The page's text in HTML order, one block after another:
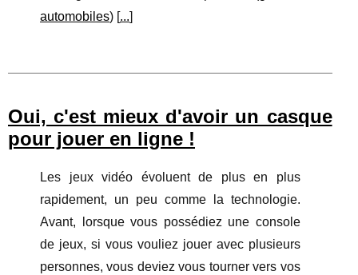
automobiles) [...]
Oui, c'est mieux d'avoir un casque
pour jouer en ligne !
Les jeux vidéo évoluent de plus en plus
rapidement, un peu comme la technologie.
Avant, lorsque vous possédiez une console
de jeux, si vous vouliez jouer avec plusieurs
personnes, vous deviez vous tourner vers vos